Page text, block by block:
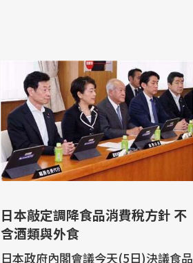
日本敲定調降食品消費稅方針 不
含酒類與外食
日本政府內閣會議今天(5日)決議食品